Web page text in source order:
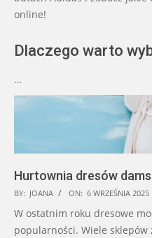
online!
Dlaczego warto
…
Hurtownia dresów
2025-
09-
06
BY: JOANA ON: 6 WRZEŚNIA 2025
W ostatnim roku dresowe
popularności. Wiele